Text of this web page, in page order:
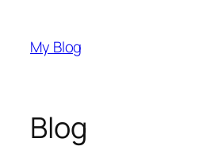
treściMy Blog
Blog